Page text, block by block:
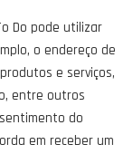
Do pode utilizar
o endereço de
e serviços,
entre outros
do
em receber um